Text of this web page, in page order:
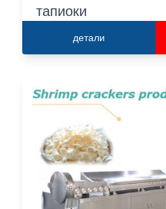
тапиоки
детали